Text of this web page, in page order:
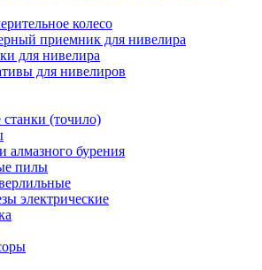
колесо
приемник для нивелира
для нивелира
для нивелиров
станки (точило)
алмазного бурения
пилы
электрические